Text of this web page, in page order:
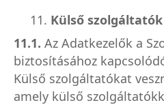
11. Külső szolgáltatók
11.1. Az Adatkezelők a
biztosításához
Külső szolgáltatókat
amely külső